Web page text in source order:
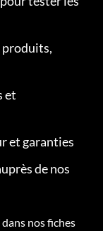
produits,
et
et garanties
de nos
nos fiches